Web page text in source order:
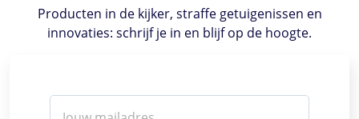
Producten in de kijker, straffe getuigenissen en
innovaties: schrijf je in en blijf op de hoogte.